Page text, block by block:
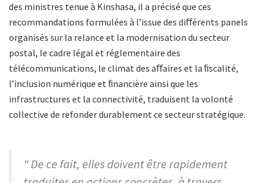
des ministres tenue à Kinshasa, il a précisé que ces
recommandations formulées à l’issue des diﬀérents panels
organisés sur la relance et la modernisation du secteur
postal, le cadre légal et réglementaire des
télécommunications, le climat des aﬀaires et la ﬁscalité,
l’inclusion numérique et ﬁnancière ainsi que les
infrastructures et la connectivité, traduisent la volonté
collective de refonder durablement ce secteur stratégique.
" De ce fait, elles doivent être rapidement